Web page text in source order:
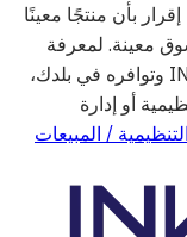
بأن منتجًا معينًا
معينة. لمعرفة
الحالة الحالية لأي منتج من منتجات INVAMED وتوافره في بلدك،
أو إدارة
/ المبيعات